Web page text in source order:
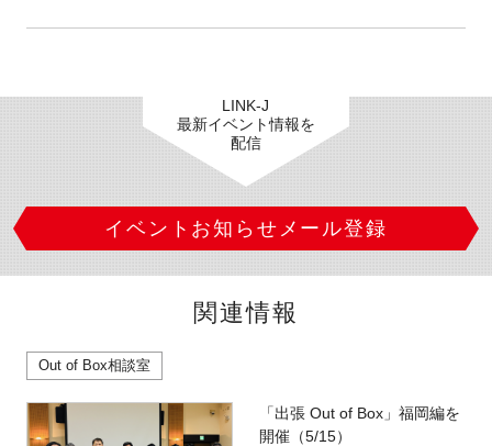
LINK-J
最新イベント情報を
配信
イベントお知らせメール登録
関連情報
Out of Box相談室
「出張 Out of Box」福岡編を
開催（5/15）